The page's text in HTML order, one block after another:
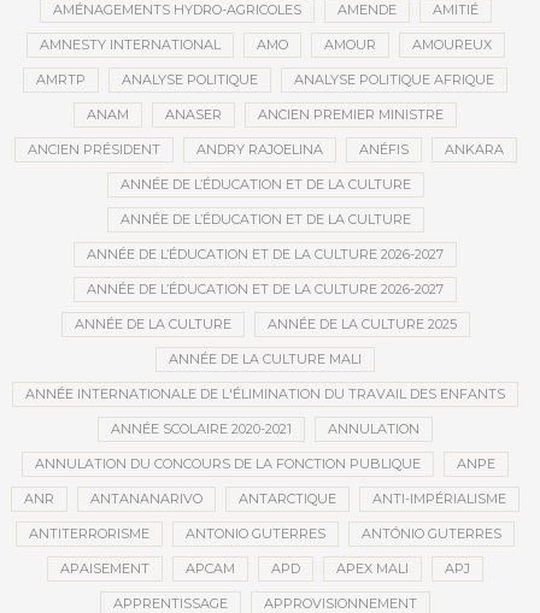
AMÉNAGEMENTS HYDRO-AGRICOLES AMENDE AMITIÉ
AMNESTY INTERNATIONAL AMO AMOUR AMOUREUX
AMRTP ANALYSE POLITIQUE ANALYSE POLITIQUE AFRIQUE
ANAM ANASER ANCIEN PREMIER MINISTRE
ANCIEN PRÉSIDENT ANDRY RAJOELINA ANÉFIS ANKARA
ANNÉE DE L’ÉDUCATION ET DE LA CULTURE
ANNÉE DE L’ÉDUCATION ET DE LA CULTURE
ANNÉE DE L’ÉDUCATION ET DE LA CULTURE 2026-2027
ANNÉE DE L’ÉDUCATION ET DE LA CULTURE 2026-2027
ANNÉE DE LA CULTURE ANNÉE DE LA CULTURE 2025
ANNÉE DE LA CULTURE MALI
ANNÉE INTERNATIONALE DE L'ÉLIMINATION DU TRAVAIL DES ENFANTS
ANNÉE SCOLAIRE 2020-2021 ANNULATION
ANNULATION DU CONCOURS DE LA FONCTION PUBLIQUE ANPE
ANR ANTANANARIVO ANTARCTIQUE ANTI-IMPÉRIALISME
ANTITERRORISME ANTONIO GUTERRES ANTÓNIO GUTERRES
APAISEMENT APCAM APD APEX MALI APJ
APPRENTISSAGE APPROVISIONNEMENT